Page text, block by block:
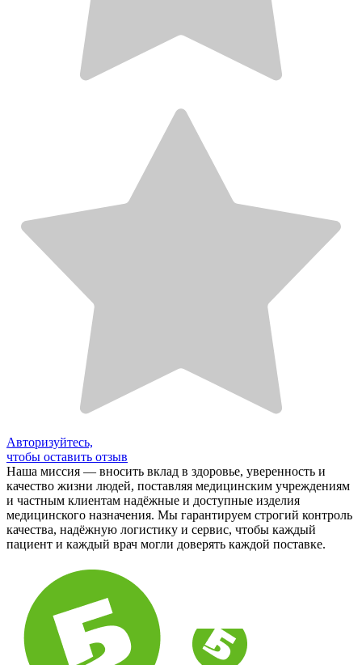
Авторизуйтесь,
чтобы оставить отзыв
Наша миссия — вносить вклад в здоровье, уверенность и
качество жизни людей, поставляя медицинским учреждениям
и частным клиентам надёжные и доступные изделия
медицинского назначения. Мы гарантируем строгий контроль
качества, надёжную логистику и сервис, чтобы каждый
пациент и каждый врач могли доверять каждой поставке.